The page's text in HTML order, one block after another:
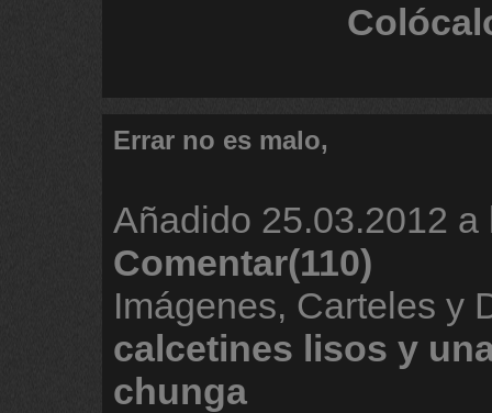
Errar no es malo,
Añadido 25.03.2012 a
Comentar(110)
Imágenes, Carteles y
calcetines lisos y
chunga